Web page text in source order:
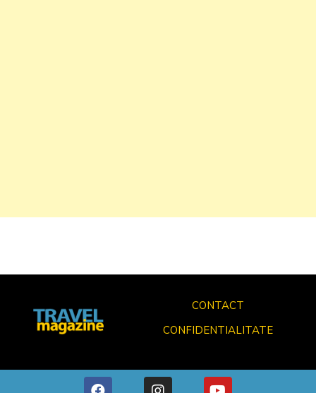
CONTACT
CONFIDENTIALITATE